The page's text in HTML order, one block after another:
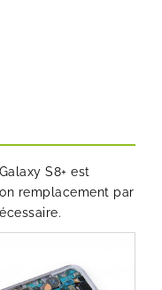
S8+ est
remplacement par